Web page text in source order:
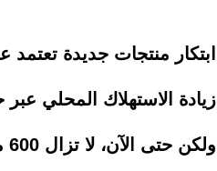
ابتكار منتجات جديدة تعتمد
زيادة الاستهلاك المحلي
ولكن حتى الآن، لا تزال 600 مليون كيلو جرام من الجبنة تمثل تحديًا كبيرًا للاقتصاد الأمريكي.